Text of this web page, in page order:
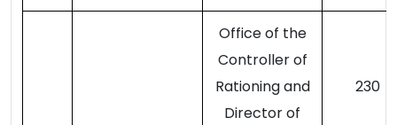
Office of the
Controller of
Rationing and
Director of
230